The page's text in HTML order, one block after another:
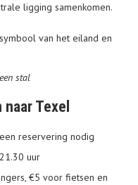
ligging samenkomen.
stal
Texel
reservering nodig
uur
€5 voor fietsen en